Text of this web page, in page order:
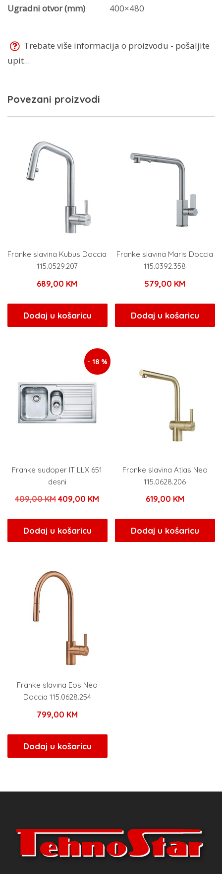
Ugradni otvor (mm)
400×480
Trebate više informacija o proizvodu - pošaljite
upit...
Povezani proizvodi
Franke slavina Kubus Doccia
115.0529.207
689,00 KM
Dodaj u košaricu
Franke slavina Maris Doccia
115.0392.358
579,00 KM
Dodaj u košaricu
- 18 %
Franke sudoper IT LLX 651
desni
409,00KMIzvorna
bila
je:
409,00 KM
409,00 KM.
Dodaj u košaricu
Franke slavina Atlas Neo
115.0628.206
619,00 KM
Dodaj u košaricu
Franke slavina Eos Neo
Doccia 115.0628.254
799,00 KM
Dodaj u košaricu